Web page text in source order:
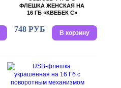
ФЛЕШКА ЖЕНСКАЯ НА
16 ГБ «КВЕБЕК C»
748 РУБ В корзину